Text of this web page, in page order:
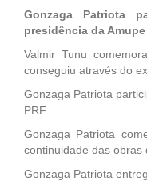
Gonzaga Patriota
presidência da Amupe
Valmir Tunu
conseguiu através do
Gonzaga Patriota
PRF
Gonzaga Patriota
continuidade das obras
Gonzaga Patriota